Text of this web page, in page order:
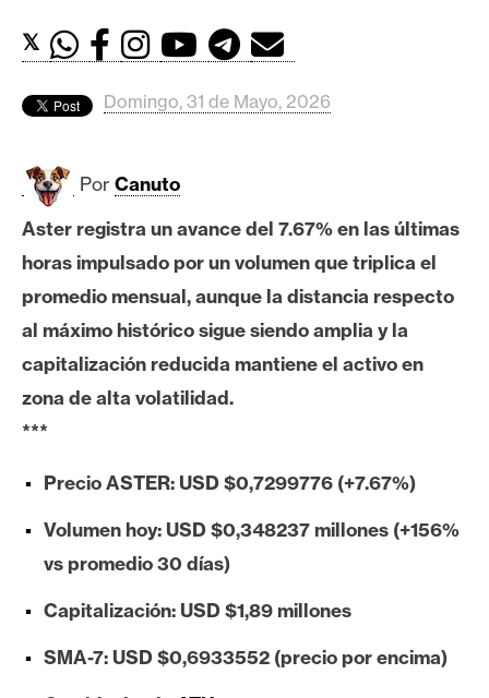
d
s
B
t
c
o
i
n
h
r
e
m
𝕏
Domingo, 31 de Mayo, 2026
Por Canuto
Aster registra un avance del 7.67% en las últimas
horas impulsado por un volumen que triplica el
promedio mensual, aunque la distancia respecto
al máximo histórico sigue siendo amplia y la
capitalización reducida mantiene el activo en
zona de alta volatilidad.
***
Precio ASTER: USD $0,7299776 (+7.67%)
Volumen hoy: USD $0,348237 millones (+156%
vs promedio 30 días)
Capitalización: USD $1,89 millones
SMA-7: USD $0,6933552 (precio por encima)